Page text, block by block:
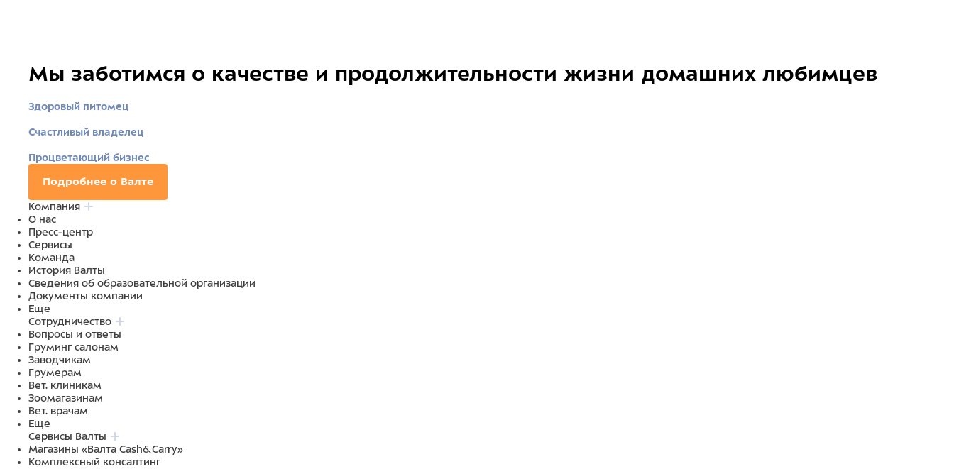
Мы заботимся о качестве и продолжительности жизни домашних любимцев
Здоровый питомец
Счастливый владелец
Процветающий бизнес
Подробнее о Валте
Компания
О нас
Пресс-центр
Сервисы
Команда
История Валты
Сведения об образовательной организации
Документы компании
Еще
Сотрудничество
Вопросы и ответы
Груминг салонам
Заводчикам
Грумерам
Вет. клиникам
Зоомагазинам
Вет. врачам
Еще
Сервисы Валты
Магазины «Валта Cash&Carry»
Комплексный консалтинг